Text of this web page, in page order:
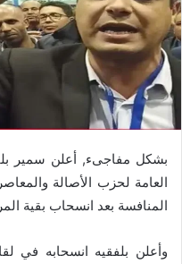
بشكل مفاجىء, أعلن سمير
العامة لحزب الأصالة
المنافسة بعد انسحاب بقية
وأعلن بلفقيه انسحابه في